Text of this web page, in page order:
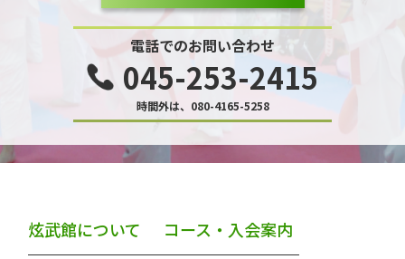
電話でのお問い合わせ
045-253-2415
時間外は、080-4165-5258
炫武館について コース・入会案内